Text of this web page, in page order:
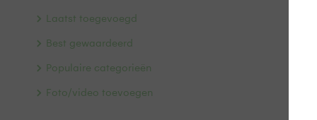
Laatst toegevoegd
Best gewaardeerd
Populaire categorieën
Foto/video toevoegen